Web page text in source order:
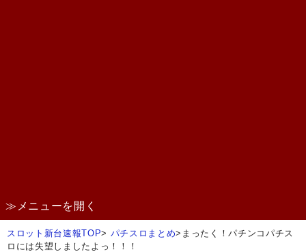
≫メニューを開く
スロット新台速報TOP> パチスロまとめ> まったく！パチンコパチス
ロには失望しましたよっ！！！